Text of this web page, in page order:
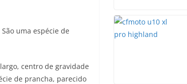
uma espécie de
centro de gravidade
de prancha, parecido